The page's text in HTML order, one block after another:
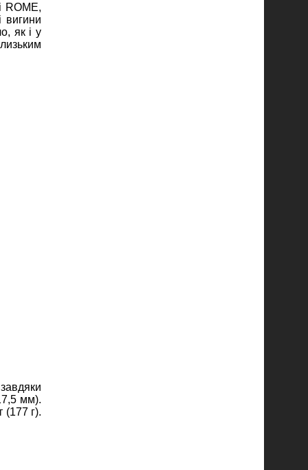
ROME,
вигини
як і у
мм).
(177 г).